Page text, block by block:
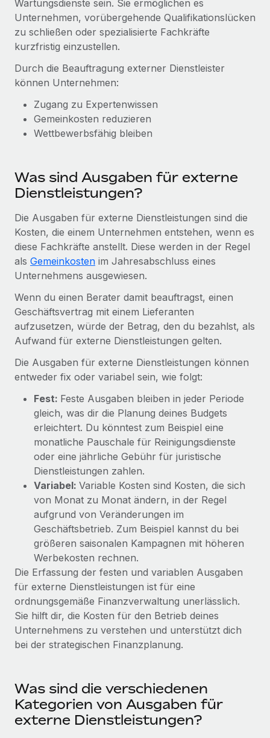
Globales Onboarding und Verwalten von
Freelancer:innen
PEO
Remote Embedded
Nahtlose Integration der HR in bestehende Abläufe
Integrierte HR-Kernfunktionen für dein Team
Verknüpfen
Neu
MCP
Integrationen
Prozessoptimierung mit unverzichtbaren Business-
Tools
DIENSTLEISTUNGEN
Frag unsere Expert:innen
Background-Checks
Einfacheres Bewerber:innen-Screening
Compliance Watchtower
Lückenlose Compliance
Geräteverwaltung
Globale Bereitstellung und Verfolgung von IT-
Geräten
Gründung von Niederlassungen
Schnelle, rechtssichere Gründung von
Niederlassungen
Mobilität und Relocation
Mühelose Relocation von Mitarbeiter:innen
Benefits
Mühelose Verwaltung von Benefits
WACHSTUMSPHASE
Startups
Agile HR- und Payroll-Lösungen für wachsende
Unternehmen
Mittelstand
Maßgeschneiderte HR-Lösungen, um Teams zu
vergrößern
Globale HR für Konzerne und Großunternehmen
PARTNER WERDEN
Strategische Technologiepartner
Flexible Einbettung von Global-HR-Funktionen in deine
Plattform
Entdecke die Möglichkeiten einer Partnerschaft
Remote Build Demnächst verfügbar
Beratung zu Integrationen und KI-Automatisierung
FALLSTUDIEN
So hat der KI-Vorreiter Weaviate sein Team mit
Remote um 120 % vergrößert
Weaviate auf einen Blick Weaviate entwickelt KI-basierte
Open-Source-Infrastrukturen. Das...
Mehr erfahren
Revolution des Enterprise Contractor
Managements – die Erfolgsgeschichte einer
globalen Content-Agentur mit Remote
Transformation einer weltweit erfolgreichen...
Mehr erfahren
Gesamtbeschäftigungskosten
Honorarzahlungen berechnen
Informationen zu möglichen Währungen und
Abwicklungsfristen für globale Freelancer:innen
LERNEN MIT REMOTE
Forschung und Leitfäden
HR-Glossar
Checklisten und Vorlagen
Bibliothek für Stellenbeschreibungen
Webinare
Events
Newsroom
Informationen zu Gehältern und Qualifikationen
Hol dir Unterstützung
Alle Ressourcen anzeigen
Globale Payroll
EOR und PEO
Contractor Management
Steuern
Den Blog erkunden
BLOG
Neues zu Remote-Produkten: Integration mit
Gusto und Zero und Contractor Management
Plus
aller Größen dabei unterstützen, die beste...
Mehr erfahren
Nederlands
Français
Deutsch
Español
Italiano
日本語
한국어
中文（简体）
Anmelden
Wartungsdienste sein. Sie ermöglichen es
Unternehmen, vorübergehende Qualifikationslücken
zu schließen oder spezialisierte Fachkräfte
kurzfristig einzustellen.
Durch die Beauftragung externer Dienstleister
können Unternehmen:
Zugang zu Expertenwissen
Gemeinkosten reduzieren
Wettbewerbsfähig bleiben
Was sind Ausgaben für externe
Dienstleistungen?
Die Ausgaben für externe Dienstleistungen sind die
Kosten, die einem Unternehmen entstehen, wenn es
diese Fachkräfte anstellt. Diese werden in der Regel
als Gemeinkosten im Jahresabschluss eines
Unternehmens ausgewiesen.
Wenn du einen Berater damit beauftragst, einen
Geschäftsvertrag mit einem Lieferanten
aufzusetzen, würde der Betrag, den du bezahlst, als
Aufwand für externe Dienstleistungen gelten.
Die Ausgaben für externe Dienstleistungen können
entweder fix oder variabel sein, wie folgt:
Fest: Feste Ausgaben bleiben in jeder Periode
gleich, was dir die Planung deines Budgets
erleichtert. Du könntest zum Beispiel eine
monatliche Pauschale für Reinigungsdienste
oder eine jährliche Gebühr für juristische
Dienstleistungen zahlen.
Variabel: Variable Kosten sind Kosten, die sich
von Monat zu Monat ändern, in der Regel
aufgrund von Veränderungen im
Geschäftsbetrieb. Zum Beispiel kannst du bei
größeren saisonalen Kampagnen mit höheren
Werbekosten rechnen.
Die Erfassung der festen und variablen Ausgaben
für externe Dienstleistungen ist für eine
ordnungsgemäße Finanzverwaltung unerlässlich.
Sie hilft dir, die Kosten für den Betrieb deines
Unternehmens zu verstehen und unterstützt dich
bei der strategischen Finanzplanung.
Was sind die verschiedenen
Kategorien von Ausgaben für
externe Dienstleistungen?